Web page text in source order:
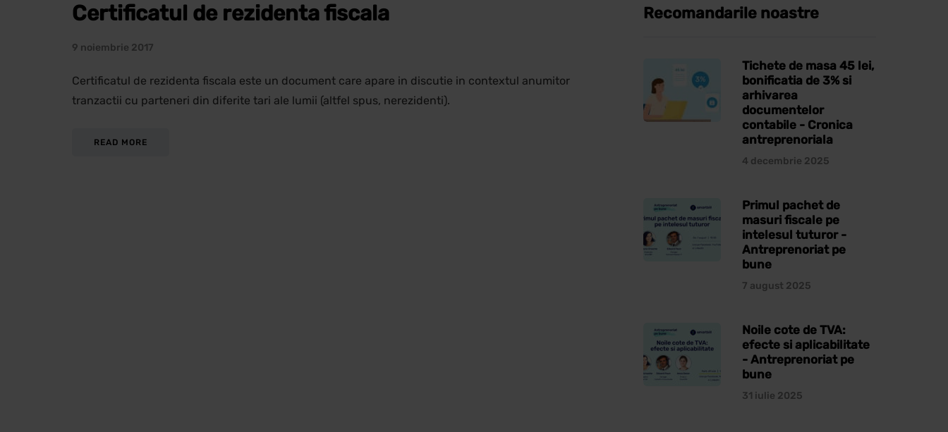
Certificatul de rezidenta fiscala
9 noiembrie 2017
Certificatul de rezidenta fiscala este un document care apare in discutie in contextul anumitor
tranzactii cu parteneri din diferite tari ale lumii (altfel spus, nerezidenti).
READ MORE
Recomandarile noastre
Tichete de masa 45 lei,
bonificatia de 3% si
arhivarea
documentelor
contabile - Cronica
antreprenoriala
4 decembrie 2025
Primul pachet de
masuri fiscale pe
intelesul tuturor -
Antreprenoriat pe
bune
7 august 2025
Noile cote de TVA:
efecte si aplicabilitate
- Antreprenoriat pe
bune
31 iulie 2025